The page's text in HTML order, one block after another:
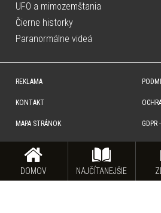
DOMOV NAJČÍTANEJŠIE
UFO a mimozemštania
Čierne historky
Paranormálne videá
REKLAMA
KONTAKT
MAPA STRÁNOK GDPR
súhlas na rozmnožovanie, šírenie a na verejný prenos obsahu. Na
odkazy, alebo reklamné